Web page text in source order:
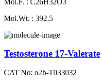
Mol.Wt. : 392.5
Testosterone 17-Valerate
CAT No: o2h-T033032